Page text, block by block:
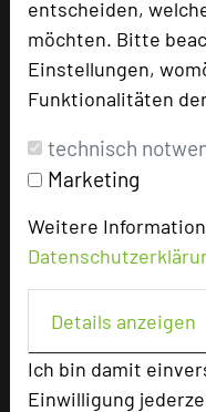
entscheiden,
möchten. Bitte
Einstellungen,
Funktionalitäten
technisch
Marketing
Weitere
Details anzeigen
Ich bin damit
Einwilligung
2601 Seiten
vergangenen 30
aufgerufen.
Impressum zum
Für die Verwendung
Hotels die
und sind dafür